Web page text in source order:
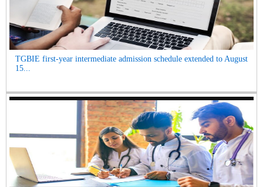
TGBIE first-year intermediate admission schedule extended to August
15...